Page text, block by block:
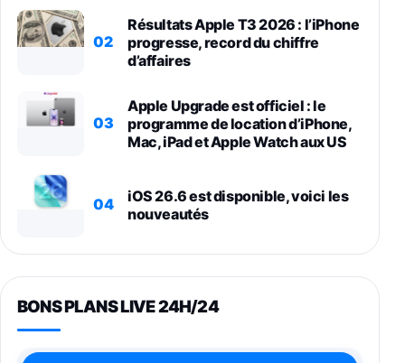
02
Résultats Apple T3 2026 : l’iPhone
progresse, record du chiffre
d’affaires
03
Apple Upgrade est officiel : le
programme de location d’iPhone,
Mac, iPad et Apple Watch aux US
04
iOS 26.6 est disponible, voici les
nouveautés
BONS PLANS LIVE 24H/24